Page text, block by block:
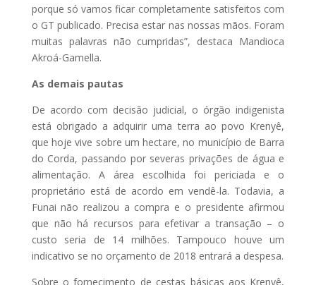
porque só vamos ficar completamente satisfeitos com
o GT publicado. Precisa estar nas nossas mãos. Foram
muitas palavras não cumpridas”, destaca Mandioca
Akroá-Gamella.
As demais pautas
De acordo com decisão judicial, o órgão indigenista
está obrigado a adquirir uma terra ao povo Krenyê,
que hoje vive sobre um hectare, no município de Barra
do Corda, passando por severas privações de água e
alimentação. A área escolhida foi periciada e o
proprietário está de acordo em vendê-la. Todavia, a
Funai não realizou a compra e o presidente afirmou
que não há recursos para efetivar a transação – o
custo seria de 14 milhões. Tampouco houve um
indicativo se no orçamento de 2018 entrará a despesa.
Sobre o fornecimento de cestas básicas aos Krenyê,